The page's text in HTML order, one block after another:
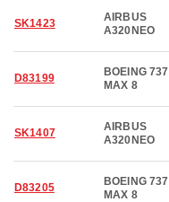
SK1423
AIRBUS
A320NEO
D83199
BOEING 737
MAX 8
SK1407
AIRBUS
A320NEO
D83205
BOEING 737
MAX 8